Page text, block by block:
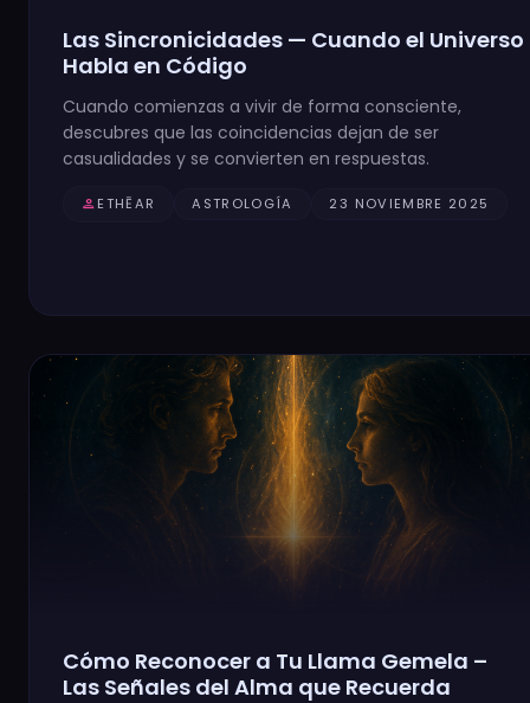
Las Sincronicidades — Cuando el Universo
Habla en Código
Cuando comienzas a vivir de forma consciente,
descubres que las coincidencias dejan de ser
casualidades y se convierten en respuestas.
personETHĒAR ASTROLOGÍA 23 NOVIEMBRE 2025
Cómo Reconocer a Tu Llama Gemela –
Las Señales del Alma que Recuerda